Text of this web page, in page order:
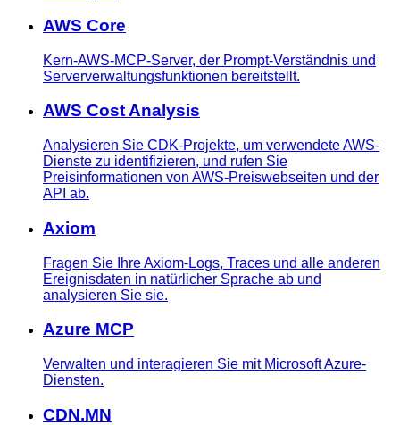
AWS Core
Kern-AWS-MCP-Server, der Prompt-Verständnis und
Serververwaltungsfunktionen bereitstellt.
AWS Cost Analysis
Analysieren Sie CDK-Projekte, um verwendete AWS-
Dienste zu identifizieren, und rufen Sie
Preisinformationen von AWS-Preiswebseiten und der
API ab.
Axiom
Fragen Sie Ihre Axiom-Logs, Traces und alle anderen
Ereignisdaten in natürlicher Sprache ab und
analysieren Sie sie.
Azure MCP
Verwalten und interagieren Sie mit Microsoft Azure-
Diensten.
CDN.MN